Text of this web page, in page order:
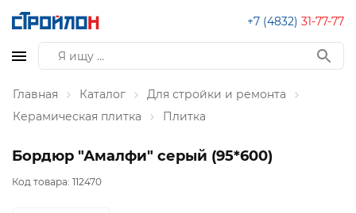
+7 (4832) 31-77-77
Главная Каталог
Для стройки и ремонта
Керамическая плитка
Плитка
Бордюр "Амалфи" серый (95*600)
Код товара: 112470